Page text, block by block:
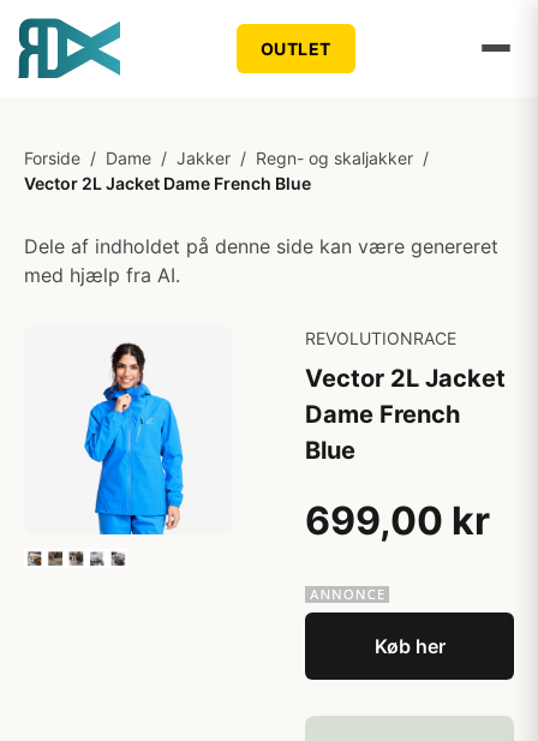
OUTLET
Forside / Dame / Jakker / Regn- og skaljakker /
Vector 2L Jacket Dame French Blue
Dele af indholdet på denne side kan være genereret
med hjælp fra AI.
REVOLUTIONRACE
Vector 2L Jacket
Dame French
Blue
699,00 kr
Køb her